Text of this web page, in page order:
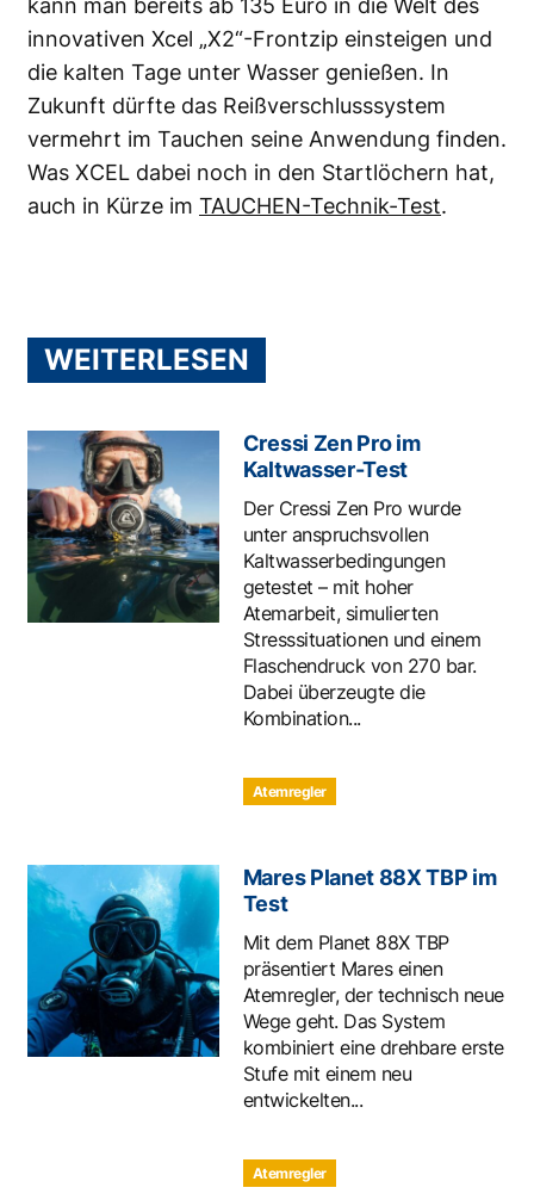
kann man bereits ab 135 Euro in die Welt des
innovativen Xcel „X2“-Frontzip einsteigen und
die kalten Tage unter Wasser genießen. In
Zukunft dürfte das Reißverschlusssystem
vermehrt im Tauchen seine Anwendung finden.
Was XCEL dabei noch in den Startlöchern hat,
auch in Kürze im TAUCHEN-Technik-Test.
WEITERLESEN
Cressi Zen Pro im
Kaltwasser-Test
Der Cressi Zen Pro wurde
unter anspruchsvollen
Kaltwasserbedingungen
getestet – mit hoher
Atemarbeit, simulierten
Stresssituationen und einem
Flaschendruck von 270 bar.
Dabei überzeugte die
Kombination...
Atemregler
Mares Planet 88X TBP im
Test
Mit dem Planet 88X TBP
präsentiert Mares einen
Atemregler, der technisch neue
Wege geht. Das System
kombiniert eine drehbare erste
Stufe mit einem neu
entwickelten...
Atemregler